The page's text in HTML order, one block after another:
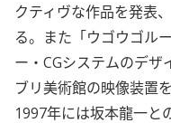
クティヴな作品を発表
る。また「ウゴウゴル
ー・CGシステムのデ
ブリ美術館の映像装置
1997年には坂本龍一と